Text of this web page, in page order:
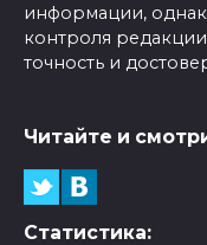
информации,
контроля
точность и
Читайте и
Статистика: